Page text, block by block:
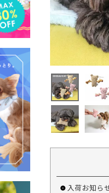
入荷お知ら